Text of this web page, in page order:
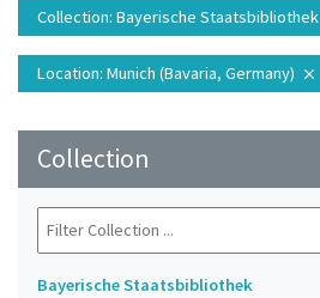
Collection: Bayerische Staatsbibliothek
Location: Munich (Bavaria, Germany) close
Collection
Bayerische Staatsbibliothek